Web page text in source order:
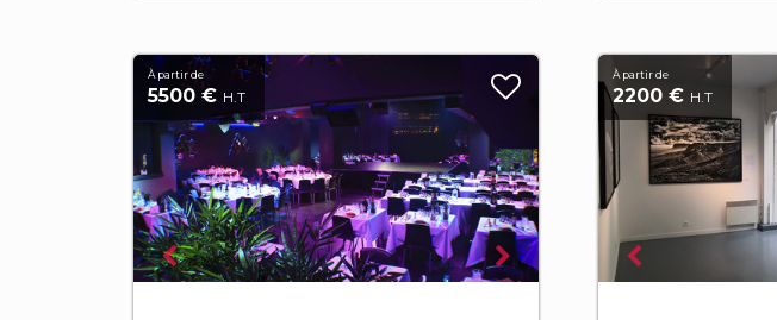
À partir de
5500 € H.T
À partir de
2200 € H.T